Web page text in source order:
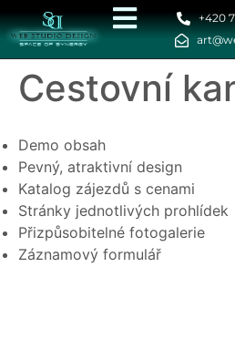
+420
Cestovní
Demo obsah
Pevný, atraktivní design
Katalog zájezdů s cenami
Stránky jednotlivých prohlídek
Přizpůsobitelné fotogalerie
Záznamový formulář